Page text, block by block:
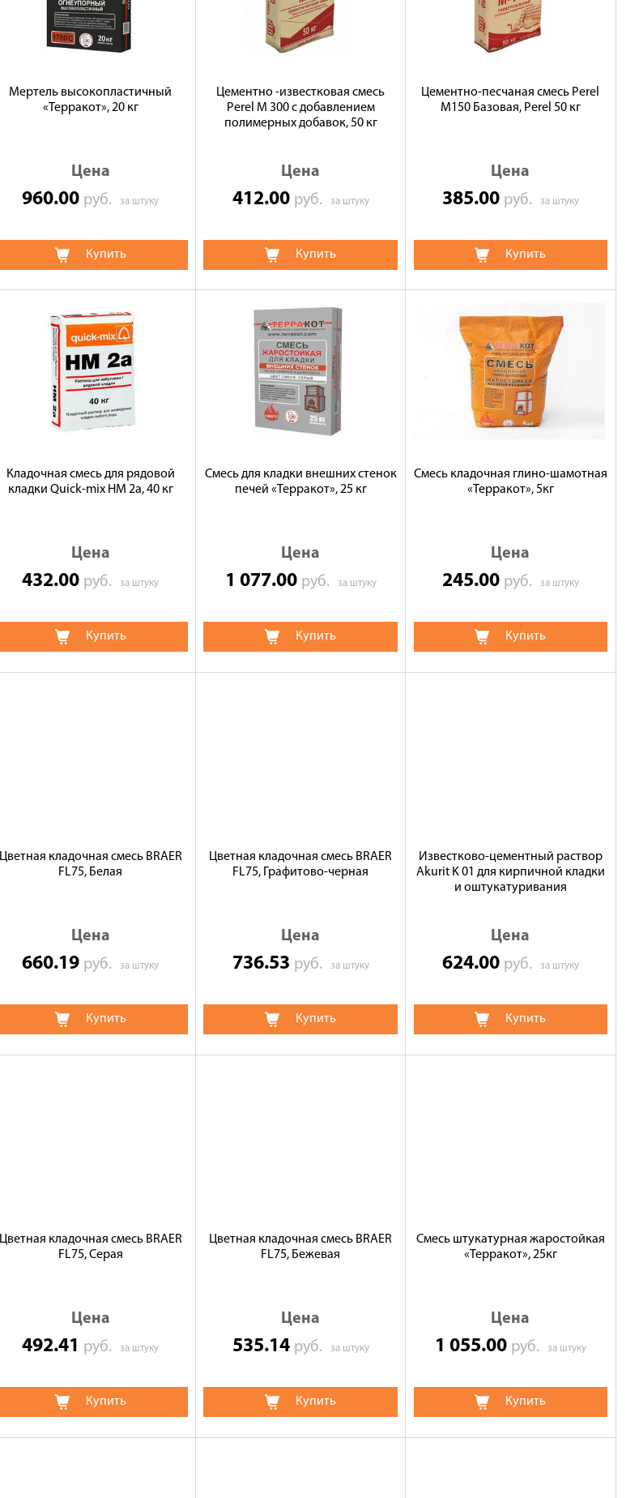
Мертель высокопластичный
«Терракот», 20 кг
Цена
960.00 руб.за штуку
Купить
Цементно -известковая смесь
Perel М 300 с добавлением
полимерных добавок, 50 кг
Цена
412.00 руб. за штуку
Купить
Цементно-песчаная смесь Perel
М150 Базовая, Perel 50 кг
Цена
385.00 руб. за штуку
Купить
Кладочная смесь для рядовой
кладки Quick-mix HM 2a, 40 кг
Цена
432.00 руб.за штуку
Купить
Смесь для кладки внешних стенок
печей «Терракот», 25 кг
Цена
1 077.00 руб. за штуку
Купить
Смесь кладочная глино-шамотная
«Терракот», 5кг
Цена
245.00 руб. за штуку
Купить
Цветная кладочная смесь BRAER
FL75, Белая
Цена
660.19 руб.за штуку
Купить
Цветная кладочная смесь BRAER
FL75, Графитово-черная
Цена
736.53 руб. за штуку
Купить
Известково-цементный раствор
Akurit K 01 для кирпичной кладки
и оштукатуривания
Цена
624.00 руб. за штуку
Купить
Цветная кладочная смесь BRAER
FL75, Серая
Цена
492.41 руб.за штуку
Купить
Цветная кладочная смесь BRAER
FL75, Бежевая
Цена
535.14 руб. за штуку
Купить
Смесь штукатурная жаростойкая
«Терракот», 25кг
Цена
1 055.00 руб. за штуку
Купить